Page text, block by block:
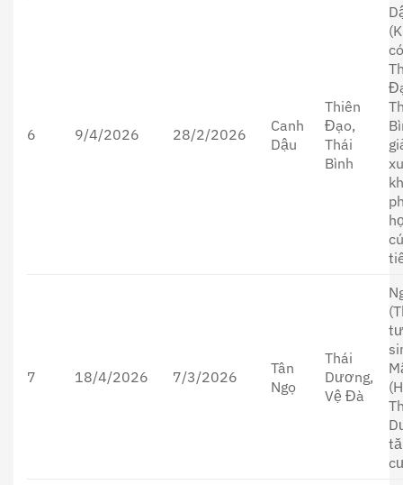
6 9/4/2026 28/2/2026
Canh
Dậu
Thiên
Đạo,
Thái
Bình
7 18/4/2026 7/3/2026
Tân
Ngọ
Thái
Dương,
Vệ Đà